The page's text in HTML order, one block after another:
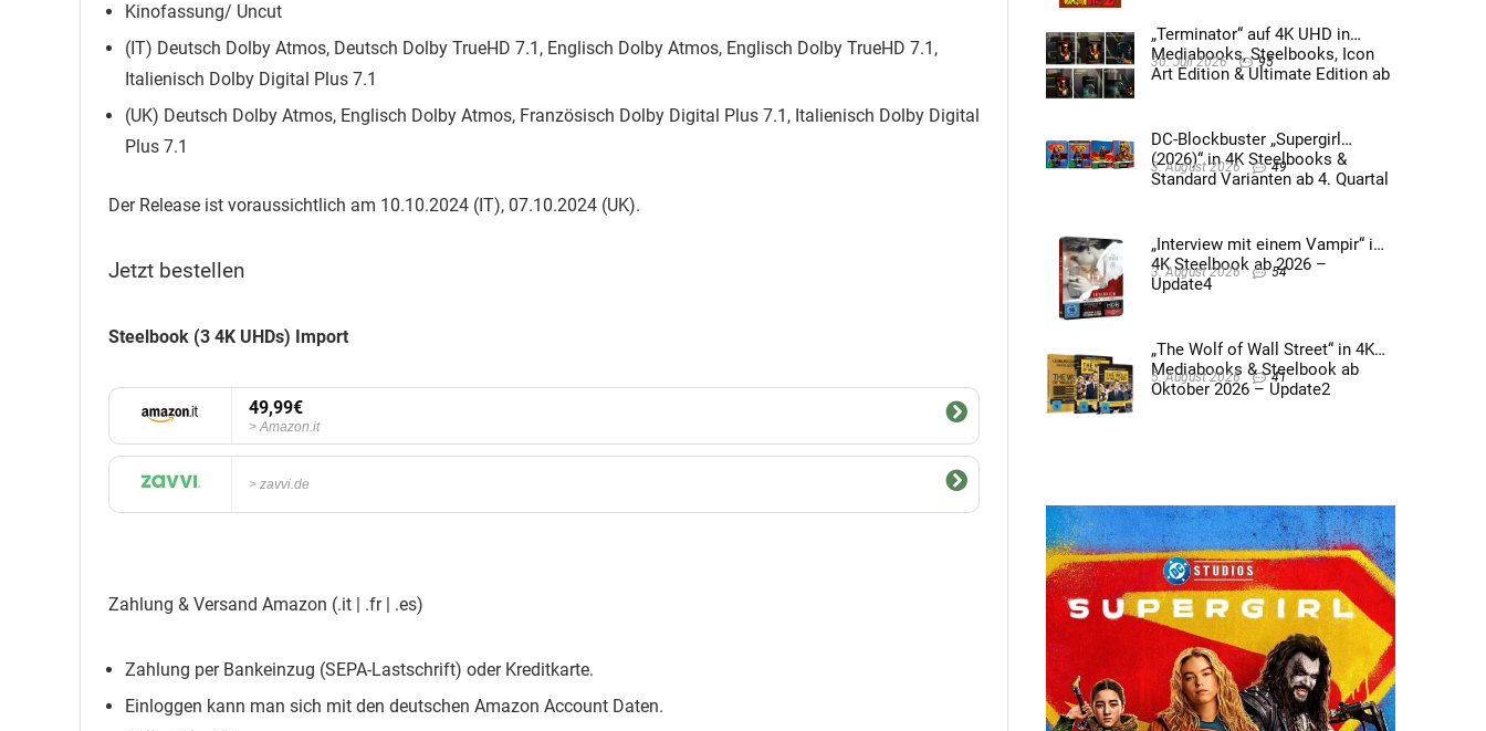
Kinofassung/ Uncut
(IT) Deutsch Dolby Atmos, Deutsch Dolby TrueHD 7.1, Englisch Dolby Atmos, Englisch Dolby TrueHD 7.1,
Italienisch Dolby Digital Plus 7.1
(UK) Deutsch Dolby Atmos, Englisch Dolby Atmos, Französisch Dolby Digital Plus 7.1, Italienisch Dolby Digital
Plus 7.1
Der Release ist voraussichtlich am 10.10.2024 (IT), 07.10.2024 (UK).
Jetzt bestellen
Steelbook (3 4K UHDs) Import
49,99€
Amazon.it
zavvi.de
Zahlung & Versand Amazon (.it | .fr | .es)
Zahlung per Bankeinzug (SEPA-Lastschrift) oder Kreditkarte.
Einloggen kann man sich mit den deutschen Amazon Account Daten.
„Terminator“ auf 4K UHD in
Mediabooks, Steelbooks, Icon
Art Edition & Ultimate Edition ab
30. Juli 2026 95
DC-Blockbuster „Supergirl
(2026)“ in 4K Steelbooks &
Standard Varianten ab 4. Quartal
3. August 2026 49
„Interview mit einem Vampir“ im
4K Steelbook ab 2026 –
Update4
3. August 2026 54
„The Wolf of Wall Street“ in 4K
Mediabooks & Steelbook ab
Oktober 2026 – Update2
5. August 2026 41